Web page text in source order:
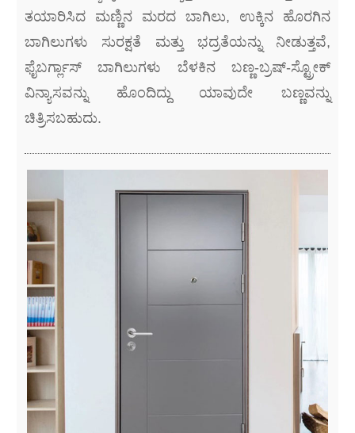
ತಯಾರಿಸಿದ ಮಣ್ಣಿನ ಮರದ ಬಾಗಿಲು, ಉಕ್ಕಿನ ಹೊರಗಿನ
ಬಾಗಿಲುಗಳು ಸುರಕ್ಷತೆ ಮತ್ತು ಭದ್ರತೆಯನ್ನು ನೀಡುತ್ತವೆ,
ಫೈಬರ್ಗ್ಲಾಸ್ ಬಾಗಿಲುಗಳು ಬೆಳಕಿನ ಬಣ್ಣ-ಬ್ರಷ್-ಸ್ಟ್ರೋಕ್
ವಿನ್ಯಾಸವನ್ನು ಹೊಂದಿದ್ದು ಯಾವುದೇ ಬಣ್ಣವನ್ನು
ಚಿತ್ರಿಸಬಹುದು.